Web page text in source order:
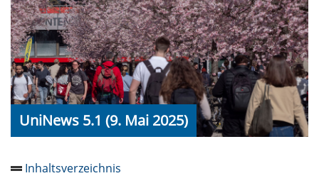
UniNews 5.1 (9. Mai 2025)
Inhaltsverzeichnis